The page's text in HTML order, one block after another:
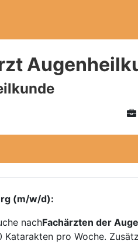
(m/w/d):
nachFachärzten der
pro Woche.